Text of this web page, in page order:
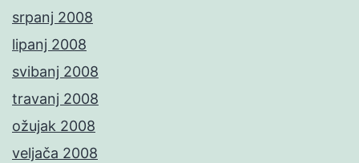
srpanj 2008
lipanj 2008
svibanj 2008
travanj 2008
ožujak 2008
veljača 2008